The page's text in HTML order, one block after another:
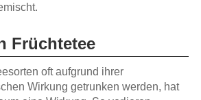
Früchtetee
oft aufgrund ihrer
Wirkung getrunken werden, hat